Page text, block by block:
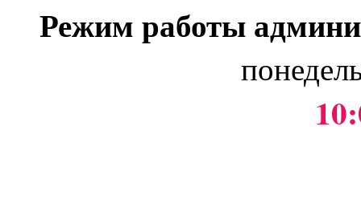
Режим работы